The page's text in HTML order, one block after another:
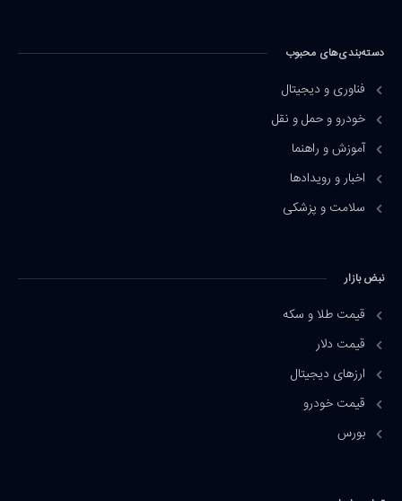
دسته‌بندی‌های محبوب
فناوری و دیجیتال
خودرو و حمل و نقل
آموزش و راهنما
اخبار و رویدادها
سلامت و پزشکی
نبض بازار
قیمت طلا و سکه
قیمت دلار
ارزهای دیجیتال
قیمت خودرو
بورس